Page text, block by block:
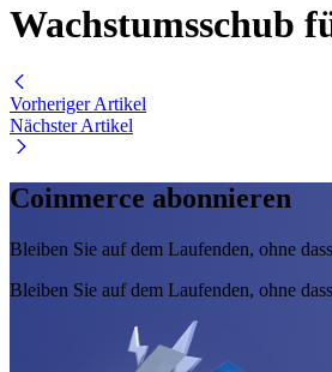
Wachstumsschub
Vorheriger Artikel
Nächster Artikel
Coinmerce abonnieren
Bleiben Sie auf dem Laufenden, ohne
Bleiben Sie auf dem Laufenden, ohne